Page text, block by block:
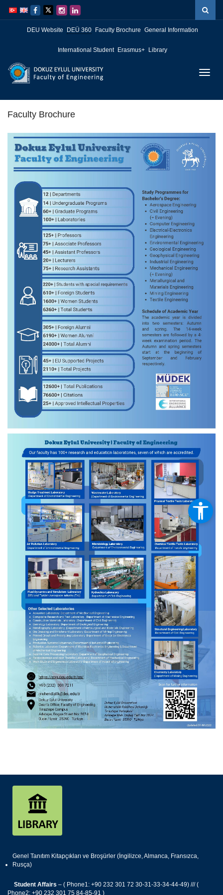
atla
Navigasyona
atla
DEU Website DEÜ 360 Faculty Brochure General Information
International Student Erasmus+ Library
Faculty Brochure
Genel Tanıtım Kitapçıkları ve Broşürler (İngilizce, Almanca, Fransızca,
Rusça)
Student Affairs – ( Phone1: +90 232 301 72 30-31-33-34-44-49) /// (
Phone2: +90 232 301 75 84-85-91 )